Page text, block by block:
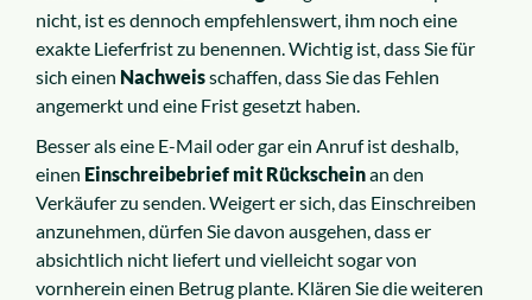
nicht, ist es dennoch empfehlenswert, ihm noch eine
exakte Lieferfrist zu benennen. Wichtig ist, dass Sie für
sich einen Nachweisschaffen, dass Sie das Fehlen
angemerkt und eine Frist gesetzt haben.
Besser als eine E-Mail oder gar ein Anruf ist deshalb,
einen Einschreibebrief mit Rückscheinan den
Verkäufer zu senden. Weigert er sich, das Einschreiben
anzunehmen, dürfen Sie davon ausgehen, dass er
absichtlich nicht liefert und vielleicht sogar von
vornherein einen Betrug plante. Klären Sie die weiteren